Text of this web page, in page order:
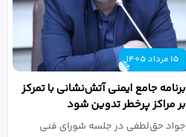
15 مرداد 1405
برنامه جامع ایمنی آتش‌نشانی با تمرکز
بر مراکز پرخطر تدوین شود
جواد حق‌لطفی در جلسه شورای فنی